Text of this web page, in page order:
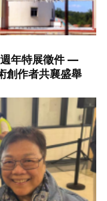
年特展徵件 —
創作者共襄盛舉